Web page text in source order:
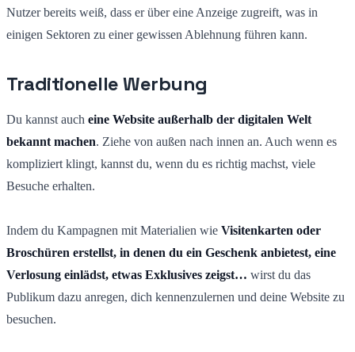
Nutzer bereits weiß, dass er über eine Anzeige zugreift, was in
einigen Sektoren zu einer gewissen Ablehnung führen kann.
Traditionelle Werbung
Du kannst auch eine Website außerhalb der digitalen Welt
bekannt machen. Ziehe von außen nach innen an. Auch wenn es
kompliziert klingt, kannst du, wenn du es richtig machst, viele
Besuche erhalten.
Indem du Kampagnen mit Materialien wie Visitenkarten oder
Broschüren erstellst, in denen du ein Geschenk anbietest, eine
Verlosung einlädst, etwas Exklusives zeigst… wirst du das
Publikum dazu anregen, dich kennenzulernen und deine Website zu
besuchen.